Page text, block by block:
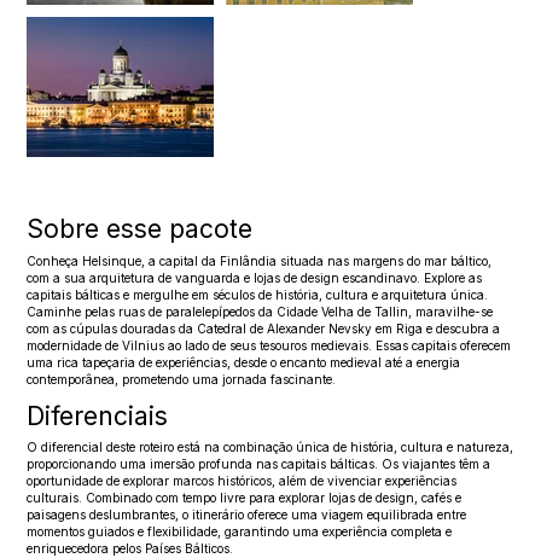
Sobre esse pacote
Conheça Helsinque, a capital da Finlândia situada nas margens do mar báltico,
com a sua arquitetura de vanguarda e lojas de design escandinavo. Explore as
capitais bálticas e mergulhe em séculos de história, cultura e arquitetura única.
Caminhe pelas ruas de paralelepípedos da Cidade Velha de Tallin, maravilhe-se
com as cúpulas douradas da Catedral de Alexander Nevsky em Riga e descubra a
modernidade de Vilnius ao lado de seus tesouros medievais. Essas capitais oferecem
uma rica tapeçaria de experiências, desde o encanto medieval até a energia
contemporânea, prometendo uma jornada fascinante.
Diferenciais
O diferencial deste roteiro está na combinação única de história, cultura e natureza,
proporcionando uma imersão profunda nas capitais bálticas. Os viajantes têm a
oportunidade de explorar marcos históricos, além de vivenciar experiências
culturais. Combinado com tempo livre para explorar lojas de design, cafés e
paisagens deslumbrantes, o itinerário oferece uma viagem equilibrada entre
momentos guiados e flexibilidade, garantindo uma experiência completa e
enriquecedora pelos Países Bálticos.